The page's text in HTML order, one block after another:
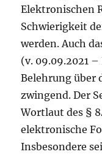
Elektronischen
Schwierigkeit
werden. Auch
(v. 09.09.2021 –
Belehrung über
zwingend. Der
Wortlaut des §
elektronische
Insbesondere